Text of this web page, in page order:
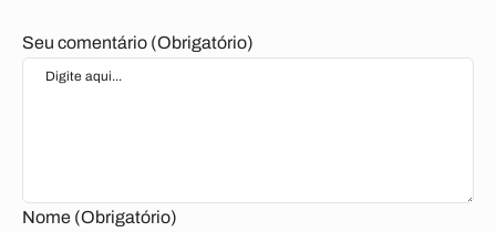
Seu comentário (Obrigatório)
Nome (Obrigatório)